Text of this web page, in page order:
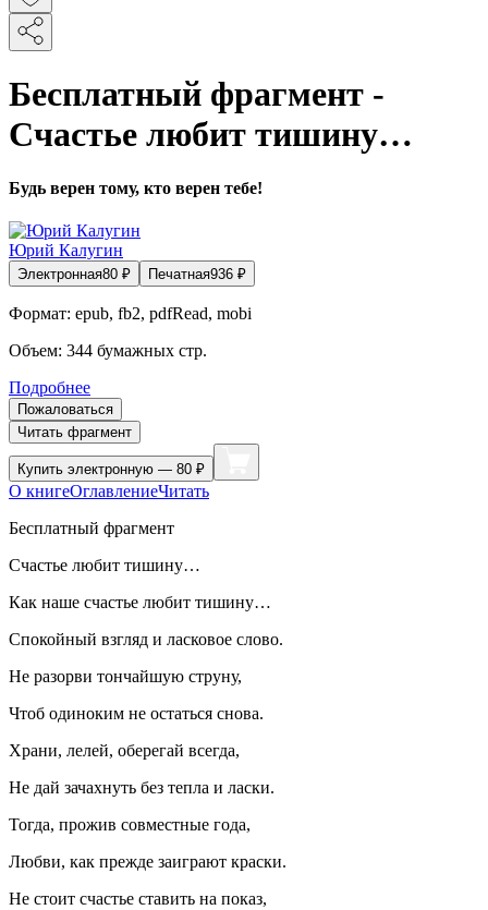
Бесплатный фрагмент -
Счастье любит тишину…
Будь верен тому, кто верен тебе!
Юрий Калугин
Электронная80 ₽ Печатная936 ₽
Формат: epub, fb2, pdfRead, mobi
Объем: 344 бумажных стр.
Подробнее
Пожаловаться
Читать фрагмент
Купить электронную — 80 ₽
О книгеОглавлениеЧитать
Бесплатный фрагмент
Счастье любит тишину…
Как наше счастье любит тишину…
Спокойный взгляд и ласковое слово.
Не разорви тончайшую струну,
Чтоб одиноким не остаться снова.
Храни, лелей, оберегай всегда,
Не дай зачахнуть без тепла и ласки.
Тогда, прожив совместные года,
Любви, как прежде заиграют краски.
Не стоит счастье ставить на показ,